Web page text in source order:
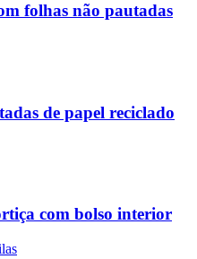
folhas não pautadas
de papel reciclado
com bolso interior